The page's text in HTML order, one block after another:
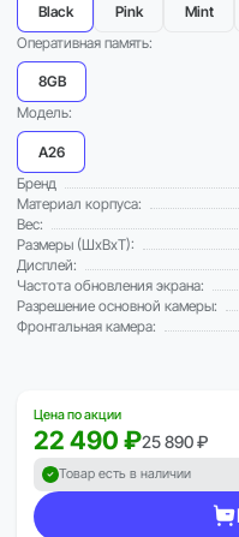
Black Pink Mint
Оперативная память:
8GB
Модель:
A26
Бренд
Материал корпуса:
Вес:
Размеры (ШxВxТ):
Дисплей:
Частота обновления экрана:
Разрешение основной камеры:
Фронтальная камера:
Цена по акции
22 490 ₽25 890 ₽
Товар есть в наличии